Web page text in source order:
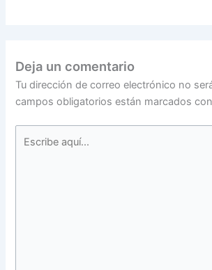
Deja un comentario
Tu dirección de correo electrónico no
campos obligatorios están marcados con
aquí...